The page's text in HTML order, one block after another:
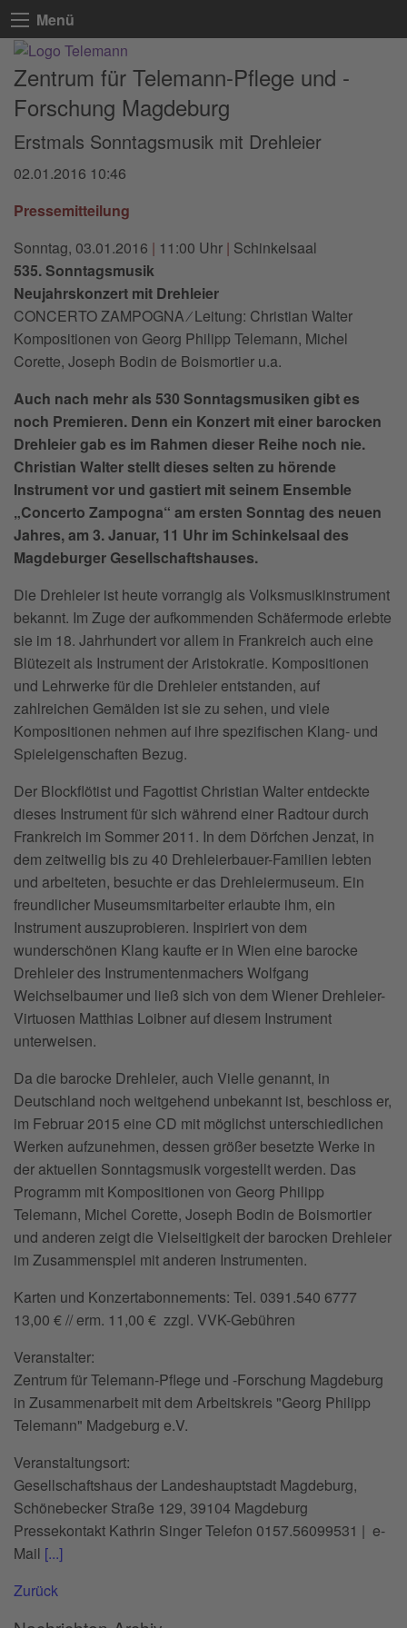
Menü
Zentrum für Telemann-Pflege und -
Forschung Magdeburg
Erstmals Sonntagsmusik mit Drehleier
02.01.2016 10:46
Pressemitteilung
Sonntag, 03.01.2016 | 11:00 Uhr | Schinkelsaal
535. Sonntagsmusik
Neujahrskonzert mit Drehleier
CONCERTO ZAMPOGNA ⁄ Leitung: Christian Walter
Kompositionen von Georg Philipp Telemann, Michel
Corette, Joseph Bodin de Boismortier u.a.
Auch nach mehr als 530 Sonntagsmusiken gibt es
noch Premieren. Denn ein Konzert mit einer barocken
Drehleier gab es im Rahmen dieser Reihe noch nie.
Christian Walter stellt dieses selten zu hörende
Instrument vor und gastiert mit seinem Ensemble
„Concerto Zampogna“ am ersten Sonntag des neuen
Jahres, am 3. Januar, 11 Uhr im Schinkelsaal des
Magdeburger Gesellschaftshauses.
Die Drehleier ist heute vorrangig als Volksmusikinstrument
bekannt. Im Zuge der aufkommenden Schäfermode erlebte
sie im 18. Jahrhundert vor allem in Frankreich auch eine
Blütezeit als Instrument der Aristokratie. Kompositionen
und Lehrwerke für die Drehleier entstanden, auf
zahlreichen Gemälden ist sie zu sehen, und viele
Kompositionen nehmen auf ihre spezifischen Klang- und
Spieleigenschaften Bezug.
Der Blockflötist und Fagottist Christian Walter entdeckte
dieses Instrument für sich während einer Radtour durch
Frankreich im Sommer 2011. In dem Dörfchen Jenzat, in
dem zeitweilig bis zu 40 Drehleierbauer-Familien lebten
und arbeiteten, besuchte er das Drehleiermuseum. Ein
freundlicher Museumsmitarbeiter erlaubte ihm, ein
Instrument auszuprobieren. Inspiriert von dem
wunderschönen Klang kaufte er in Wien eine barocke
Drehleier des Instrumentenmachers Wolfgang
Weichselbaumer und ließ sich von dem Wiener Drehleier-
Virtuosen Matthias Loibner auf diesem Instrument
unterweisen.
Da die barocke Drehleier, auch Vielle genannt, in
Deutschland noch weitgehend unbekannt ist, beschloss er,
im Februar 2015 eine CD mit möglichst unterschiedlichen
Werken aufzunehmen, dessen größer besetzte Werke in
der aktuellen Sonntagsmusik vorgestellt werden. Das
Programm mit Kompositionen von Georg Philipp
Telemann, Michel Corette, Joseph Bodin de Boismortier
und anderen zeigt die Vielseitigkeit der barocken Drehleier
im Zusammenspiel mit anderen Instrumenten.
Karten und Konzertabonnements: Tel. 0391.540 6777
13,00 € // erm. 11,00 € zzgl. VVK-Gebühren
Veranstalter:
Zentrum für Telemann-Pflege und -Forschung Magdeburg
in Zusammenarbeit mit dem Arbeitskreis "Georg Philipp
Telemann" Madgeburg e.V.
Veranstaltungsort:
Gesellschaftshaus der Landeshauptstadt Magdeburg,
Schönebecker Straße 129, 39104 Magdeburg
Pressekontakt Kathrin Singer Telefon 0157.56099531 | e-
Mail [...]
Zurück